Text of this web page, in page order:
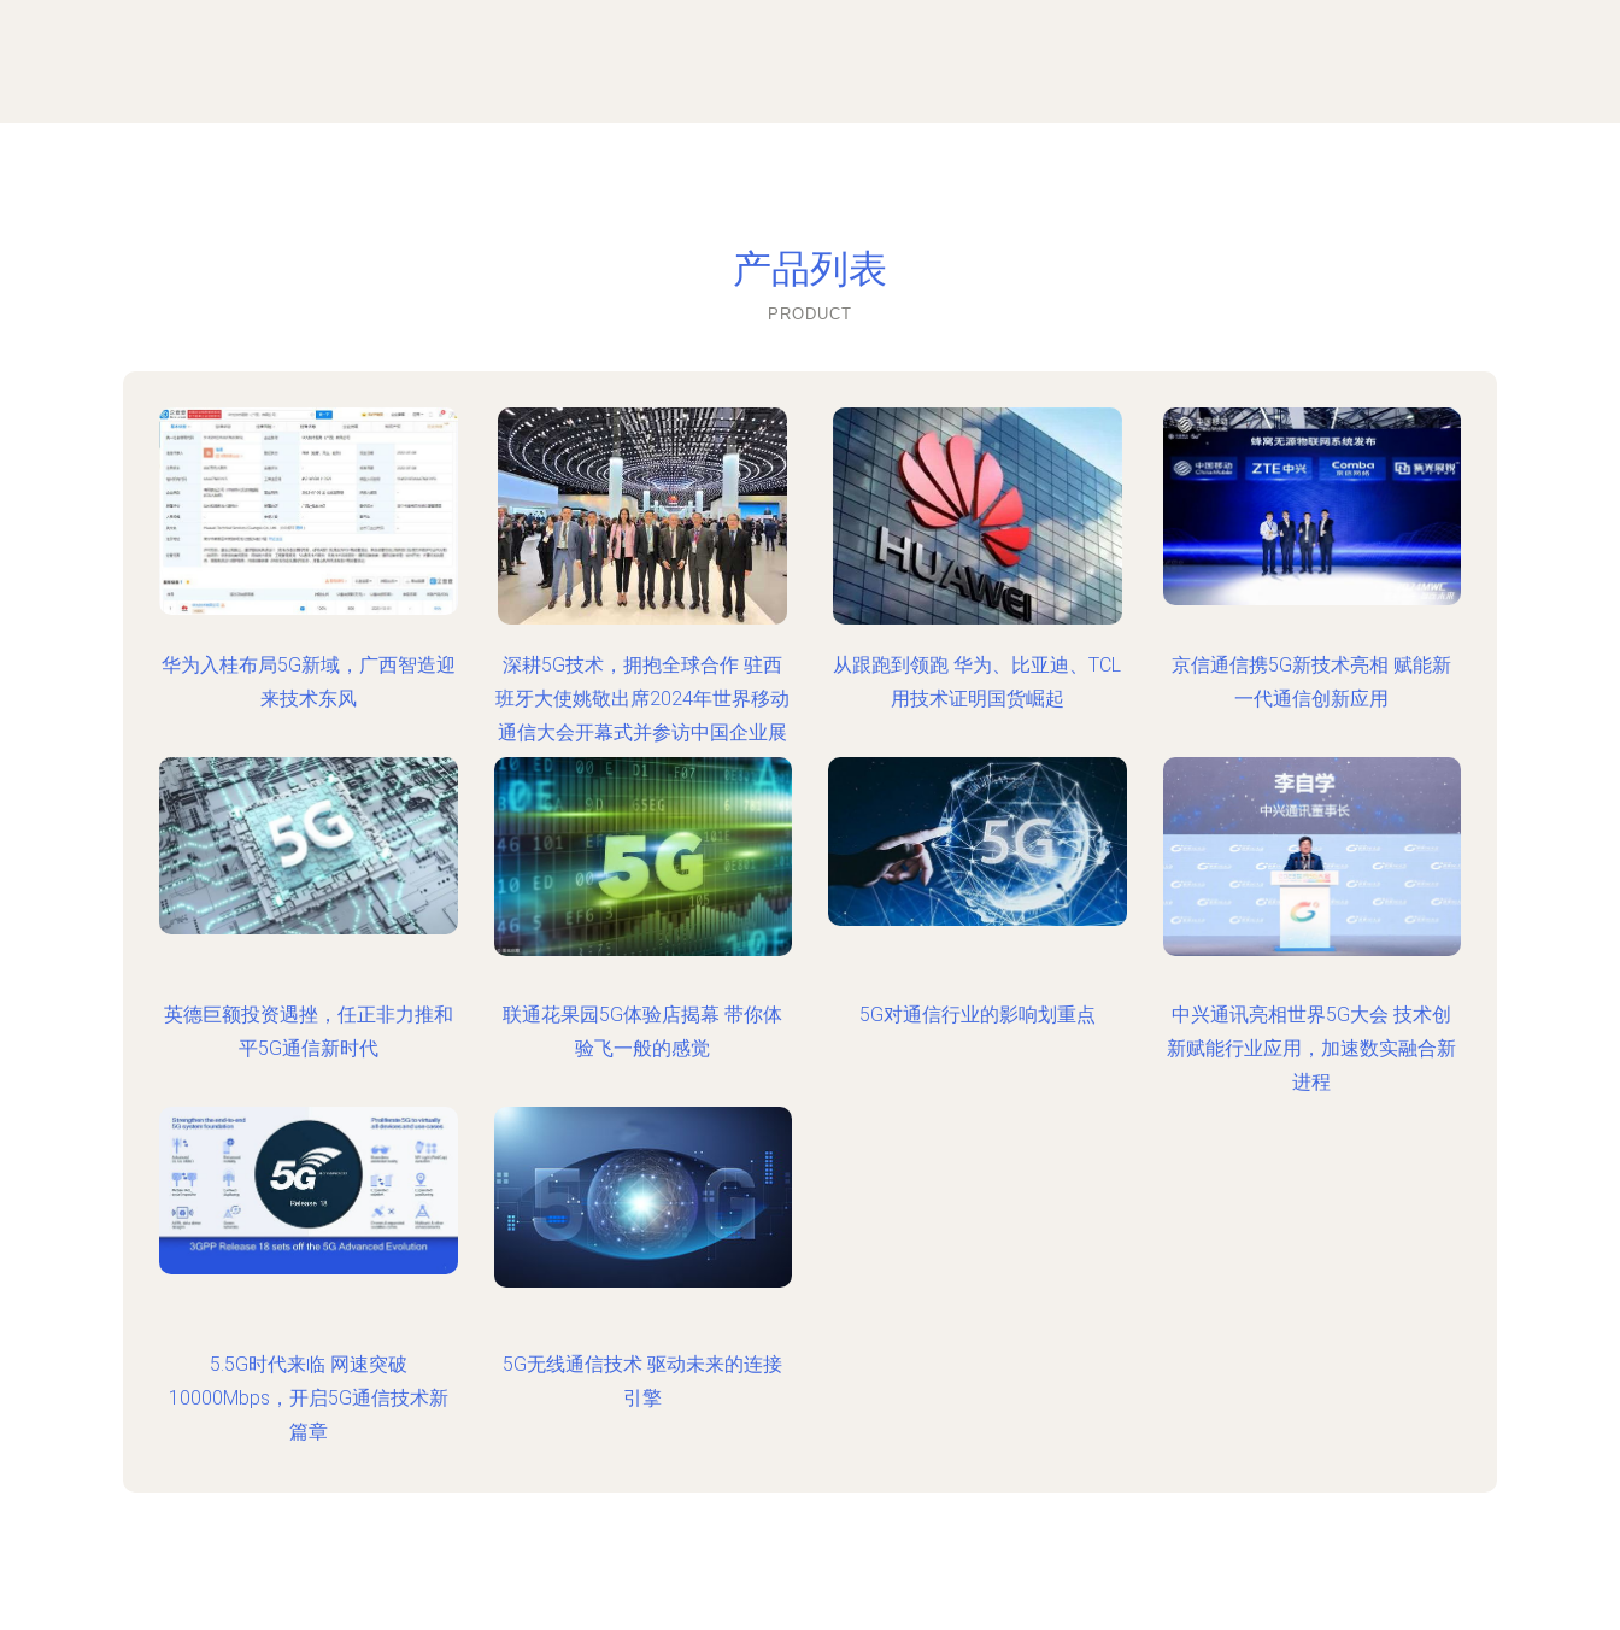
产品列表
PRODUCT
华为入桂布局5G新域，广西智造迎
来技术东风
深耕5G技术，拥抱全球合作 驻西
班牙大使姚敬出席2024年世界移动
通信大会开幕式并参访中国企业展
台
从跟跑到领跑 华为、比亚迪、TCL
用技术证明国货崛起
京信通信携5G新技术亮相 赋能新
一代通信创新应用
英德巨额投资遇挫，任正非力推和
平5G通信新时代
联通花果园5G体验店揭幕 带你体
验飞一般的感觉
5G对通信行业的影响划重点
中兴通讯亮相世界5G大会 技术创
新赋能行业应用，加速数实融合新
进程
5.5G时代来临 网速突破
10000Mbps，开启5G通信技术新
篇章
5G无线通信技术 驱动未来的连接
引擎